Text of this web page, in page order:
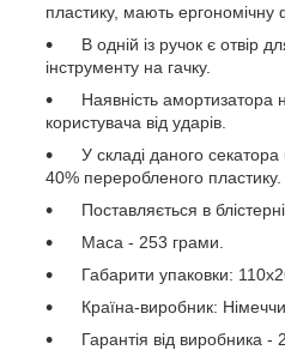
пластику, мають ергономічну
В одній із ручок є отвір
інструменту на гачку.
Наявність амортизатора
користувача від ударів.
У складі даного
40% переробленого пластику.
Поставляється в
Маса - 253 грами.
Габарити упаковки:
Країна-виробник:
Гарантія від виробника -